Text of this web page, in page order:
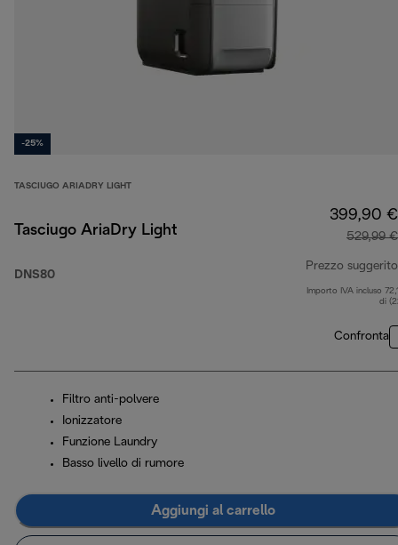
-25%
TASCIUGO ARIADRY LIGHT
Tasciugo AriaDry Light
DNS80
399,90 €
529,99 €
Prezzo suggerito
Importo IVA incluso
di
Confronta
Filtro anti-polvere
Ionizzatore
Funzione Laundry
Basso livello di rumore
Aggiungi al carrello